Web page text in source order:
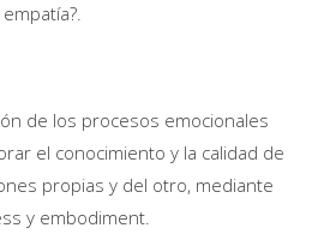
de los procesos emocionales
el conocimiento y la calidad de
propias y del otro, mediante
y embodiment.